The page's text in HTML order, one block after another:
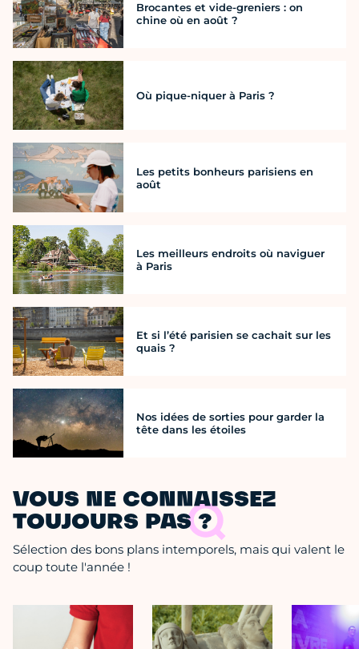
Brocantes et vide-greniers : on
chine où en août ?
Où pique-niquer à Paris ?
Les petits bonheurs parisiens en
août
Les meilleurs endroits où naviguer
à Paris
Et si l’été parisien se cachait sur les
quais ?
Nos idées de sorties pour garder la
tête dans les étoiles
VOUS NE CONNAISSEZ
TOUJOURS PAS ?
Sélection des bons plans intemporels, mais qui valent le
coup toute l'année !